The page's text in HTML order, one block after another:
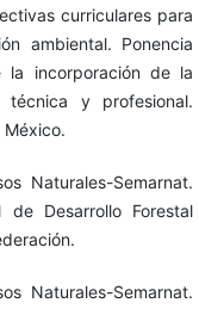
curriculares para
ambiental. Ponencia
la incorporación de la
técnica y profesional.
México.
Naturales-Semarnat.
Desarrollo Forestal
Naturales-Semarnat.